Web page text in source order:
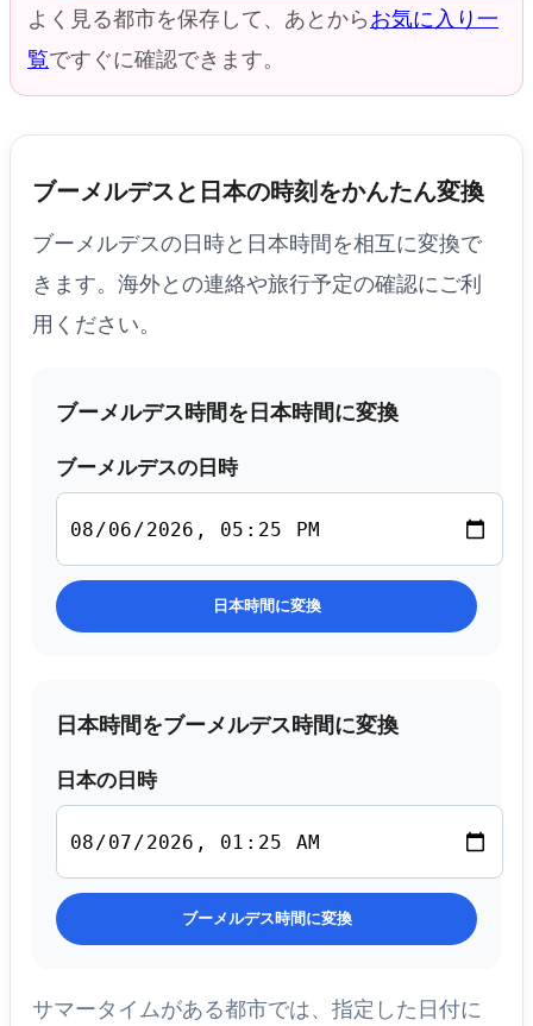
よく見る都市を保存して、あとからお気に入り一
覧ですぐに確認できます。
ブーメルデスと日本の時刻をかんたん変換
ブーメルデスの日時と日本時間を相互に変換で
きます。海外との連絡や旅行予定の確認にご利
用ください。
ブーメルデス時間を日本時間に変換
ブーメルデスの日時
日本時間に変換
日本時間をブーメルデス時間に変換
日本の日時
ブーメルデス時間に変換
サマータイムがある都市では、指定した日付に